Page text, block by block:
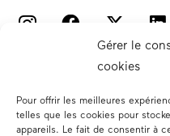
Gérer le
cookies
Pour offrir les meilleures
telles que les cookies pour
appareils. Le fait de consentir à